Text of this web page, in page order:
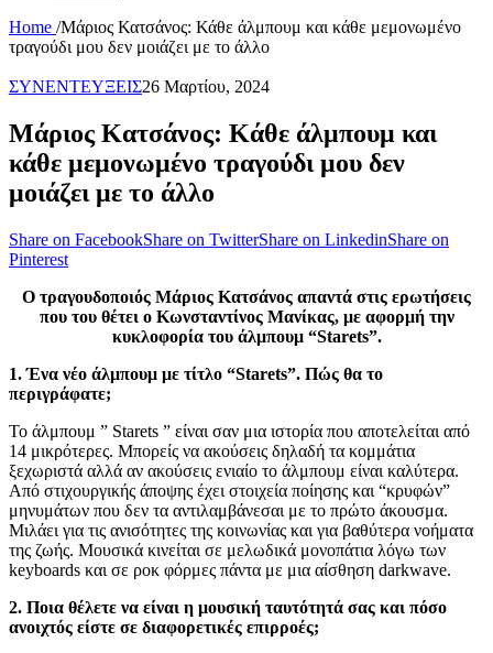
Home /Μάριος Κατσάνος: Κάθε άλμπουμ και κάθε μεμονωμένο
τραγούδι μου δεν μοιάζει με το άλλο
ΣΥΝΕΝΤΕΥΞΕΙΣ26 Μαρτίου, 2024
Μάριος Κατσάνος: Κάθε άλμπουμ και
κάθε μεμονωμένο τραγούδι μου δεν
μοιάζει με το άλλο
Share on FacebookShare on TwitterShare on LinkedinShare on
Pinterest
Ο τραγουδοποιός Μάριος Κατσάνος απαντά στις ερωτήσεις
που του θέτει ο Κωνσταντίνος Μανίκας, με αφορμή την
κυκλοφορία του άλμπουμ “Starets”.
1. Ένα νέο άλμπουμ με τίτλο “Starets”. Πώς θα το
περιγράφατε;
To άλμπουμ ” Starets ” είναι σαν μια ιστορία που αποτελείται από
14 μικρότερες. Μπορείς να ακούσεις δηλαδή τα κομμάτια
ξεχωριστά αλλά αν ακούσεις ενιαίο το άλμπουμ είναι καλύτερα.
Από στιχουργικής άποψης έχει στοιχεία ποίησης και “κρυφών”
μηνυμάτων που δεν τα αντιλαμβάνεσαι με το πρώτο άκουσμα.
Μιλάει για τις ανισότητες της κοινωνίας και για βαθύτερα νοήματα
της ζωής. Μουσικά κινείται σε μελωδικά μονοπάτια λόγω των
keyboards και σε ροκ φόρμες πάντα με μια αίσθηση darkwave.
2. Ποια θέλετε να είναι η μουσική ταυτότητά σας και πόσο
ανοιχτός είστε σε διαφορετικές επιρροές;